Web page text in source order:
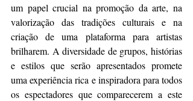
um papel crucial na promoção da arte, na
valorização das tradições culturais e na
criação de uma plataforma para artistas
brilharem. A diversidade de grupos, histórias
e estilos que serão apresentados promete
uma experiência rica e inspiradora para todos
os espectadores que comparecerem a este